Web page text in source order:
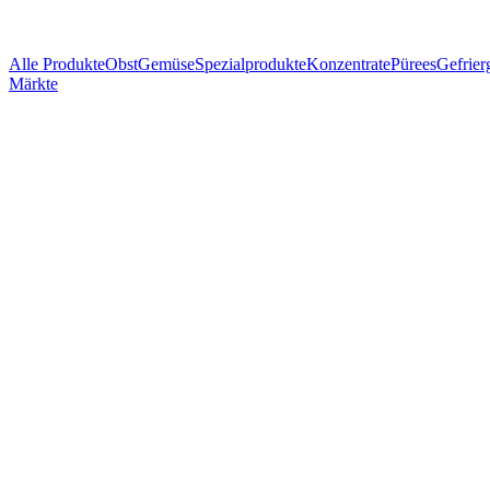
Alle ProdukteObstGemüseSpezialprodukteKonzentratePürees
Märkte